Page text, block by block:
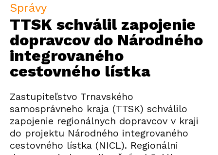
Správy
TTSK schválil zapojenie
dopravcov do Národného
integrovaného
cestovného lístka
Zastupiteľstvo Trnavského
samosprávneho kraja (TTSK) schválilo
zapojenie regionálnych dopravcov v kraji
do projektu Národného integrovaného
cestovného lístka (NICL). Regionálni